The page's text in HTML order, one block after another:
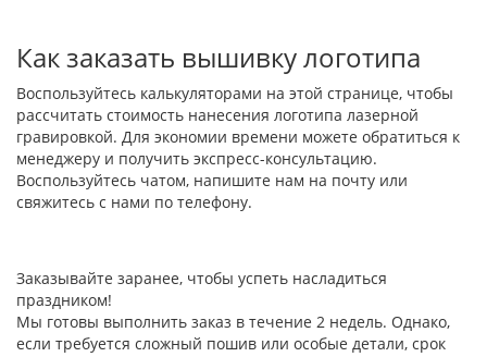
Как заказать вышивку логотипа
Воспользуйтесь калькуляторами на этой странице, чтобы
рассчитать стоимость нанесения логотипа лазерной
гравировкой. Для экономии времени можете обратиться к
менеджеру и получить экспресс-консультацию.
Воспользуйтесь чатом, напишите нам на почту или
свяжитесь с нами по телефону.
Заказывайте заранее, чтобы успеть насладиться
праздником!
Мы готовы выполнить заказ в течение 2 недель. Однако,
если требуется сложный пошив или особые детали, срок